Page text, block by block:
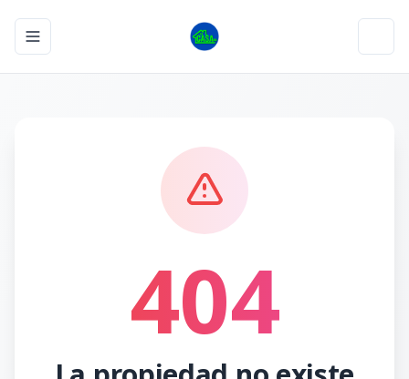
Toggle navigation menu
404